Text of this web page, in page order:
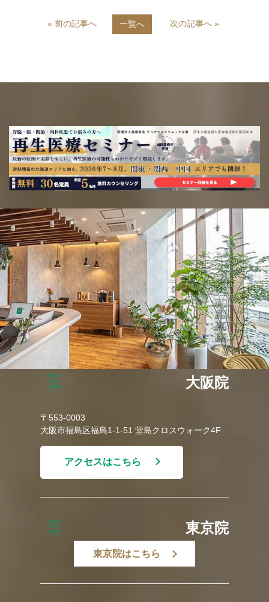
e
« 前の記事へ 一覧へ 次の記事へ »
大阪院
〒553-0003
大阪市福島区福島1-1-51 堂島クロスウォーク4F
アクセスはこちら
東京院
東京院はこちら